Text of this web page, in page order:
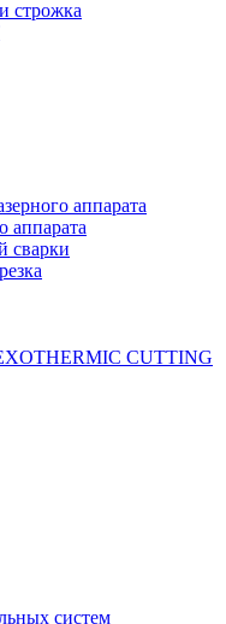
строжка
аппарата
аппарата
сварки
CUTTING
систем